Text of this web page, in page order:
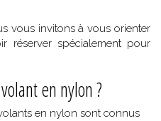
vous invitons à vous orienter
réserver spécialement pour
en nylon ?
en nylon sont connus